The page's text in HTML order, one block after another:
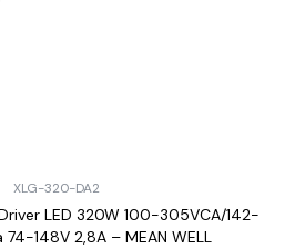
XLG-320-DA2
LED 320W 100-305VCA/142-
74-148V 2,8A – MEAN WELL